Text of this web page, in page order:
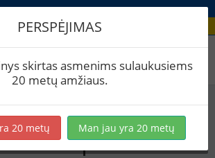
SpaltzKitoks
PERSPĖJIMAS
skirtas asmenims sulaukusiems
20 metų amžiaus.
20 metų Man jau yra 20 metų